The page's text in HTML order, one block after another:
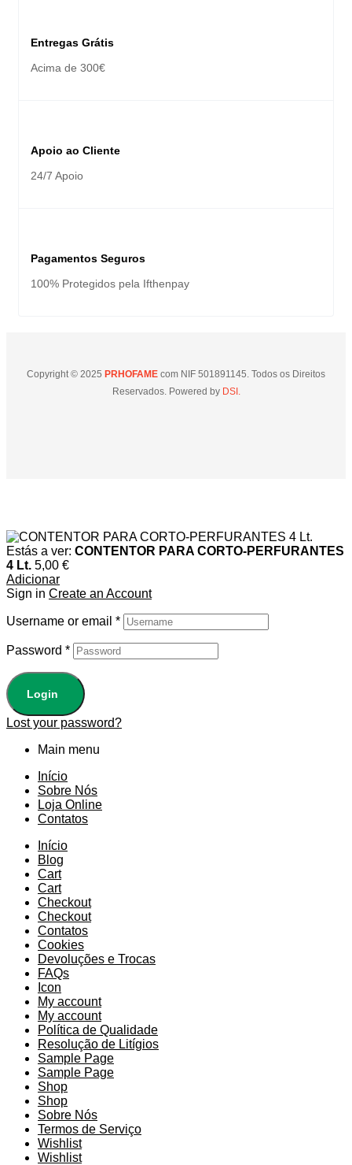
Entregas Grátis
Acima de 300€
Apoio ao Cliente
24/7 Apoio
Pagamentos Seguros
100% Protegidos pela Ifthenpay
Copyright © 2025 PRHOFAME com NIF 501891145. Todos os Direitos
Reservados. Powered byDSI.
Estás a ver: CONTENTOR PARA CORTO-PERFURANTES
4 Lt. 5,00 €
Adicionar
Sign in Create an Account
Username or email *
Password *
Login
Lost your password?
Main menu
Início
Sobre Nós
Loja Online
Contatos
Início
Blog
Cart
Cart
Checkout
Checkout
Contatos
Cookies
Devoluções e Trocas
FAQs
Icon
My account
My account
Política de Qualidade
Resolução de Litígios
Sample Page
Sample Page
Shop
Shop
Sobre Nós
Termos de Serviço
Wishlist
Wishlist